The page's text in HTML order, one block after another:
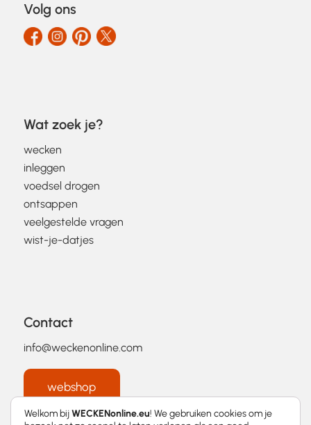
Volg ons
Wat zoek je?
wecken
inleggen
voedsel drogen
ontsappen
veelgestelde vragen
wist-je-datjes
Contact
info@weckenonline.com
webshop
Welkom bijWECKENonline.eu! We gebruiken cookies om je